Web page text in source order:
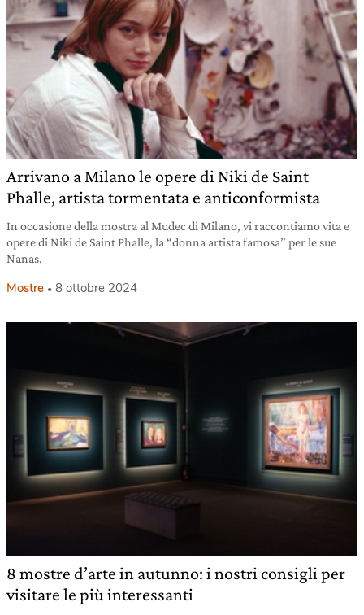
Arrivano a Milano le opere di Niki de Saint
Phalle, artista tormentata e anticonformista
In occasione della mostra al Mudec di Milano, vi raccontiamo vita e
opere di Niki de Saint Phalle, la “donna artista famosa” per le sue
Nanas.
Mostre 8 ottobre 2024
8 mostre d’arte in autunno: i nostri consigli per
visitare le più interessanti